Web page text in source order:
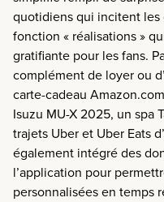
quotidiens qui incitent
fonction « réalisations »
gratifiante pour les fans.
complément de loyer ou
carte-cadeau
Isuzu MU-X 2025, un spa
trajets Uber et Uber Eats
également intégré des
l’application pour
personnalisées en temps